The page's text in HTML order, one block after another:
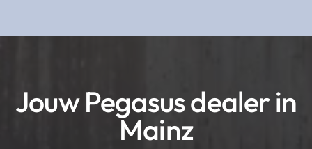
Jouw Pegasus dealer in
Mainz